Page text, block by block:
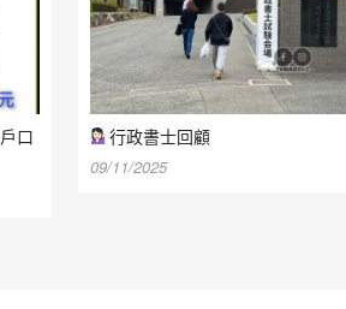
口
行政書士回顧
09/11/2025